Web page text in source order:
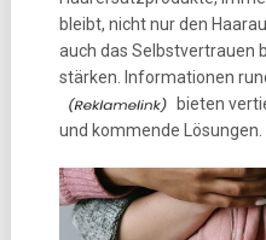
bleibt, nicht nur den
auch das Selbstvertrauen
stärken. Informationen
bieten
und kommende Lösungen.